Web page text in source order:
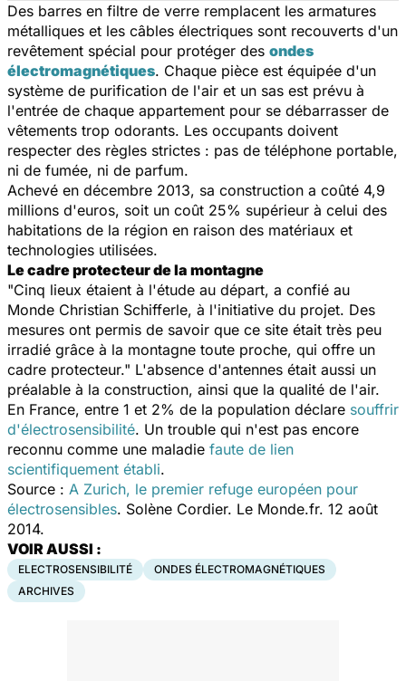
Des barres en filtre de verre remplacent les armatures
métalliques et les câbles électriques sont recouverts d'un
revêtement spécial pour protéger des ondes
électromagnétiques. Chaque pièce est équipée d'un
système de purification de l'air et un sas est prévu à
l'entrée de chaque appartement pour se débarrasser de
vêtements trop odorants. Les occupants doivent
respecter des règles strictes : pas de téléphone portable,
ni de fumée, ni de parfum.
Achevé en décembre 2013, sa construction a coûté 4,9
millions d'euros, soit un coût 25% supérieur à celui des
habitations de la région en raison des matériaux et
technologies utilisées.
Le cadre protecteur de la montagne
"Cinq lieux étaient à l'étude au départ, a confié au
Monde Christian Schifferle, à l'initiative du projet. Des
mesures ont permis de savoir que ce site était très peu
irradié grâce à la montagne toute proche, qui offre un
cadre protecteur." L'absence d'antennes était aussi un
préalable à la construction, ainsi que la qualité de l'air.
En France, entre 1 et 2% de la population déclare souffrir
d'électrosensibilité. Un trouble qui n'est pas encore
reconnu comme une maladie faute de lien
scientifiquement établi.
Source : A Zurich, le premier refuge européen pour
électrosensibles. Solène Cordier. Le Monde.fr. 12 août
2014.
VOIR AUSSI :
ELECTROSENSIBILITÉ
ONDES ÉLECTROMAGNÉTIQUES
ARCHIVES